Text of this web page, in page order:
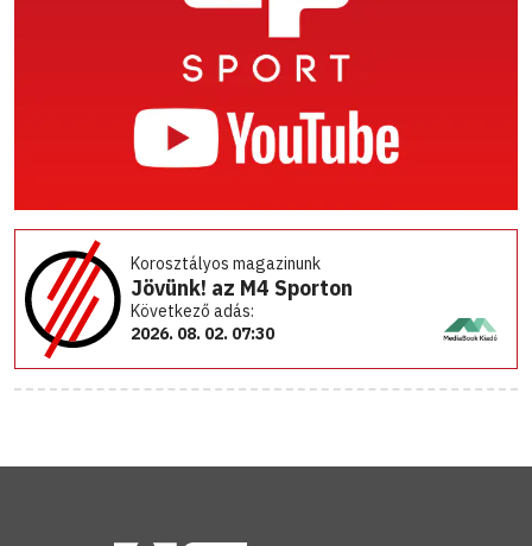
Korosztályos magazinunk
Jövünk! az M4 Sporton
Következő adás:
2026. 08. 02. 07:30